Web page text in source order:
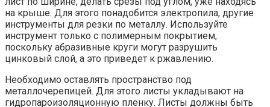
на крыше. Для этого понадобится электропила, другие
инструменты для резки по металлу. Используйте
инструмент только с полимерным покрытием,
поскольку абразивные круги могут разрушить
цинковый слой, а это приведет к ржавлению.
Необходимо оставлять пространство под
металлочерепицей. Для этого листы укладывают на
гидропароизоляционную пленку. Листы должны быть